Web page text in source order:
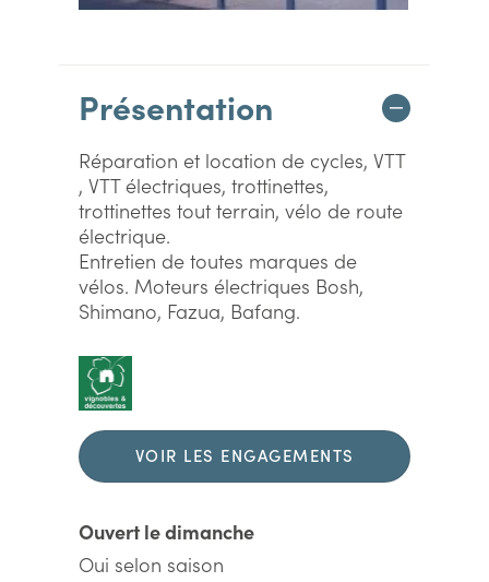
Présentation
Réparation et location de cycles, VTT
, VTT électriques, trottinettes,
trottinettes tout terrain, vélo de route
électrique.
Entretien de toutes marques de
vélos. Moteurs électriques Bosh,
Shimano, Fazua, Bafang.
VOIR LES ENGAGEMENTS
Ouvert le dimanche
Oui selon saison